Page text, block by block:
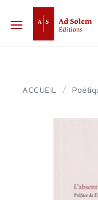
ACCUEIL /